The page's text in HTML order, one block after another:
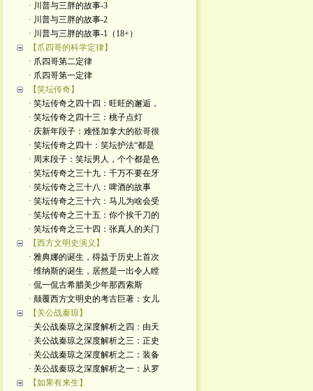
· 川普与三胖的故事-3
· 川普与三胖的故事-2
· 川普与三胖的故事-1（18+）
【爪四哥的科学定律】
· 爪四哥第二定律
· 爪四哥第一定律
【笑坛传奇】
· 笑坛传奇之四十四：旺旺的邂逅，
· 笑坛传奇之四十三：桃子点灯
· 庆新年段子：难怪加拿大的欲哥很
· 笑坛传奇之四十：笑坛护法“都是
· 周末段子：笑坛男人，个个都是色
· 笑坛传奇之三十九：千万不要在牙
· 笑坛传奇之三十八：啤酒的故事
· 笑坛传奇之三十六：马儿为啥会受
· 笑坛传奇之三十五：你个挨千刀的
· 笑坛传奇之三十四：张真人的关门
【西方文明史演义】
· 雅典娜的诞生，得益于历史上首次
· 维纳斯的诞生，居然是一出令人瞠
· 侃一侃古希腊美少年那西索斯
· 颠覆西方文明史的考古巨著：女儿
【关公战秦琼】
· 关公战秦琼之深度解析之四：由天
· 关公战秦琼之深度解析之三：正史
· 关公战秦琼之深度解析之二：装备
· 关公战秦琼之深度解析之一：从罗
【如果有来生】